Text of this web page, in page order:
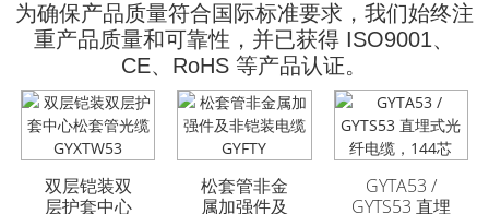
为确保产品质量符合国际标准要求，我们始终注
重产品质量和可靠性，并已获得 ISO9001、
CE、RoHS 等产品认证。
双层铠装双
层护套中心
松套管非金
属加强件及
GYTA53 /
GYTS53 直埋
GYFTA53 铠装室外光
缆 96芯
GYFTA53 铠装室外光
缆 96芯